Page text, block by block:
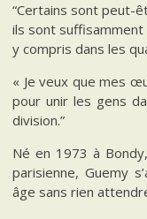
“Certains sont peut-
ils sont
y compris dans les
« Je veux que mes
pour unir les gens
division.”
Né en 1973 à
parisienne, Guemy
âge sans rien